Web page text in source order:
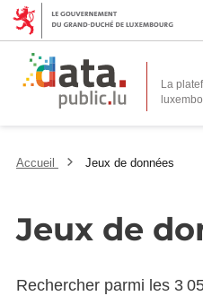
La
Accueil Jeux de données
Jeux de
Rechercher parmi les 3